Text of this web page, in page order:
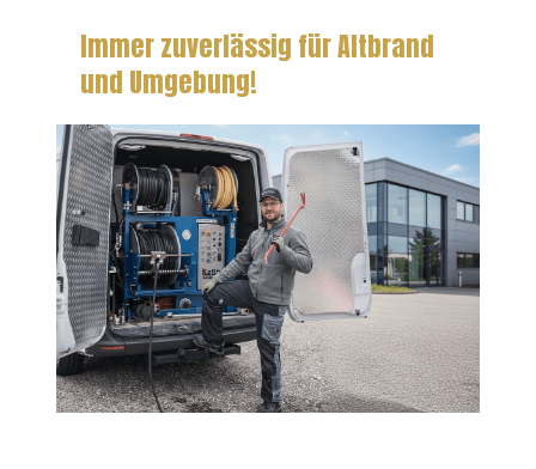
Immer zuverlässig für Altbrand
und Umgebung!